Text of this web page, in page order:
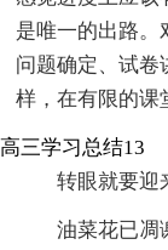
是唯一的出路。
问题确定、试卷
样，在有限的课
高三学习总结13
转眼就要迎
油菜花已凋